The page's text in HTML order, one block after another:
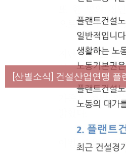
[성명] 막을 수 있었던 죽음,
[산별소식] 건설산업연맹
[강릉,속초,원주,춘천] 폭염
[조합원☆인터뷰] 서비스연
[본부소식] 강원지역 노동자